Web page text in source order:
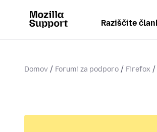
Raziščite
Domov Forumi za podporo Firefox